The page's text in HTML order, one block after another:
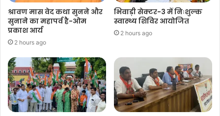
श्रावण मास वेद कथा सुनने और
सुनाने का महापर्व है-ओम
प्रकाश आर्य
2 hours ago
भिवाड़ी सेक्टर-3 में निःशुल्क
स्वास्थ्य शिविर आयोजित
2 hours ago